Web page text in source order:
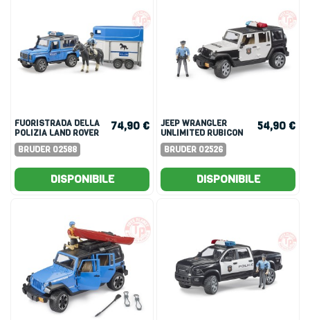
FUORISTRADA DELLA
POLIZIA LAND ROVER
BRUDER 02588
74,90 €
DISPONIBILE
JEEP WRANGLER
UNLIMITED RUBICON
POLIZIA
BRUDER 02526
54,90 €
DISPONIBILE